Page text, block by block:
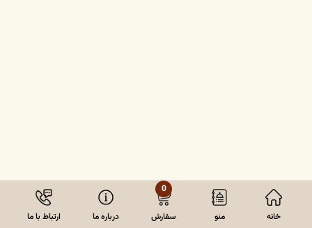
خانه منو
0
سفارش درباره ما ارتباط با ما